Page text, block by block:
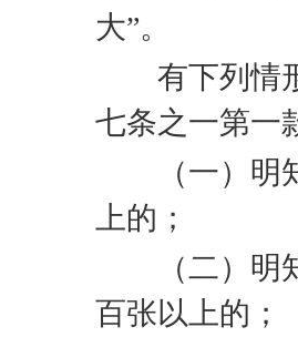
大”。
有下列情形
七条之一第一
（一）明知
上的；
（二）明知
百张以上的；